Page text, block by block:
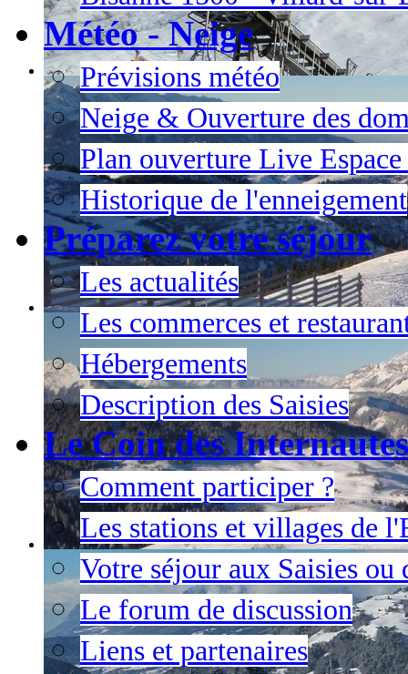
Météo - Neige
Prévisions météo
Neige & Ouverture des
Plan ouverture Live
Historique de l'enneigement
Préparez votre séjour
Les actualités
Les commerces et
Hébergements
Description des Saisies
Le Coin des Internautes
Comment participer ?
Les stations et villages de
Votre séjour aux Saisies ou
Le forum de discussion
Liens et partenaires